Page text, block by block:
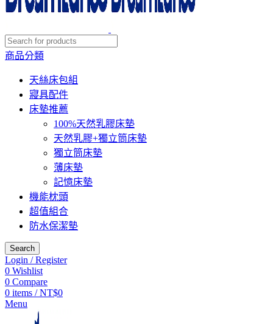
商品分類
天絲床包組
寢具配件
床墊推薦
100%天然乳膠床墊
天然乳膠+獨立筒床墊
獨立筒床墊
薄床墊
記憶床墊
機能枕頭
超值組合
防水保潔墊
Search
Login / Register
0 Wishlist
0 Compare
0 items / NT$0
Menu